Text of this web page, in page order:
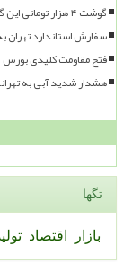
گوشت ۴ هزار تومانی این گونه میلیونی قیمت خورد
سفارش استاندارد تهران
فتح مقاومت کلیدی بورس
هشدار شدید آبی به
تگها
بازار اقتصاد